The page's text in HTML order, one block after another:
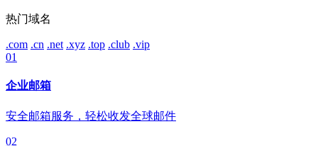
热门域名
.com .cn .net .xyz .top .club .vip
01
企业邮箱
安全邮箱服务，轻松收发全球邮件
02